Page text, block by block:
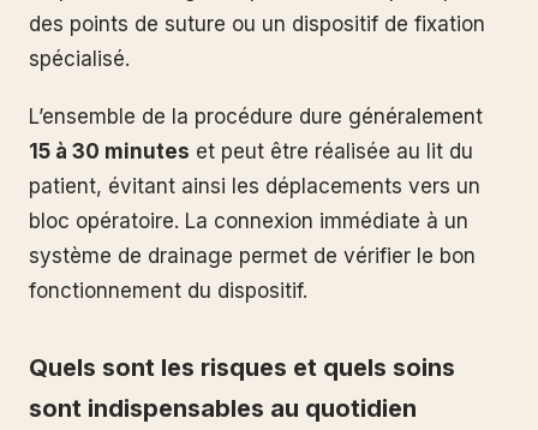
des points de suture ou un dispositif de fixation
spécialisé.
L’ensemble de la procédure dure généralement
15 à 30 minutes et peut être réalisée au lit du
patient, évitant ainsi les déplacements vers un
bloc opératoire. La connexion immédiate à un
système de drainage permet de vérifier le bon
fonctionnement du dispositif.
Quels sont les risques et quels soins
sont indispensables au quotidien